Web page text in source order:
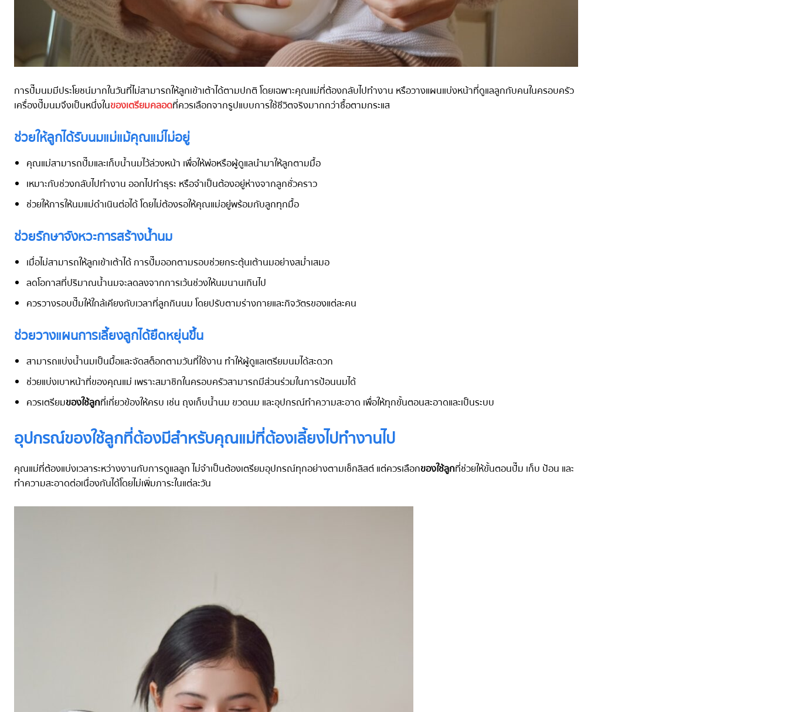
การปั๊มนมมีประโยชน์มากในวันที่ไม่สามารถให้ลูกเข้าเต้าได้ตามปกติ โดยเฉพาะคุณแม่ที่ต้องกลับไปทำงาน หรือวางแผนแบ่งหน้าที่ดูแลลูกกับคนในครอบครัว
เครื่องปั๊มนมจึงเป็นหนึ่งในของเตรียมคลอดที่ควรเลือกจากรูปแบบการใช้ชีวิตจริงมากกว่าซื้อตามกระแส
ช่วยให้ลูกได้รับนมแม่แม้คุณแม่ไม่อยู่
คุณแม่สามารถปั๊มและเก็บน้ำนมไว้ล่วงหน้า เพื่อให้พ่อหรือผู้ดูแลนำมาให้ลูกตามมื้อ
เหมาะกับช่วงกลับไปทำงาน ออกไปทำธุระ หรือจำเป็นต้องอยู่ห่างจากลูกชั่วคราว
ช่วยให้การให้นมแม่ดำเนินต่อได้ โดยไม่ต้องรอให้คุณแม่อยู่พร้อมกับลูกทุกมื้อ
ช่วยรักษาจังหวะการสร้างน้ำนม
เมื่อไม่สามารถให้ลูกเข้าเต้าได้ การปั๊มออกตามรอบช่วยกระตุ้นเต้านมอย่างสม่ำเสมอ
ลดโอกาสที่ปริมาณน้ำนมจะลดลงจากการเว้นช่วงให้นมนานเกินไป
ควรวางรอบปั๊มให้ใกล้เคียงกับเวลาที่ลูกกินนม โดยปรับตามร่างกายและกิจวัตรของแต่ละคน
ช่วยวางแผนการเลี้ยงลูกได้ยืดหยุ่นขึ้น
สามารถแบ่งน้ำนมเป็นมื้อและจัดสต็อกตามวันที่ใช้งาน ทำให้ผู้ดูแลเตรียมนมได้สะดวก
ช่วยแบ่งเบาหน้าที่ของคุณแม่ เพราะสมาชิกในครอบครัวสามารถมีส่วนร่วมในการป้อนนมได้
ควรเตรียมของใช้ลูกที่เกี่ยวข้องให้ครบ เช่น ถุงเก็บน้ำนม ขวดนม และอุปกรณ์ทำความสะอาด เพื่อให้ทุกขั้นตอนสะอาดและเป็นระบบ
อุปกรณ์ของใช้ลูกที่ต้องมีสำหรับคุณแม่ที่ต้องเลี้ยงไปทำงานไป
คุณแม่ที่ต้องแบ่งเวลาระหว่างงานกับการดูแลลูก ไม่จำเป็นต้องเตรียมอุปกรณ์ทุกอย่างตามเช็กลิสต์ แต่ควรเลือกของใช้ลูกที่ช่วยให้ขั้นตอนปั๊ม เก็บ ป้อน และ
ทำความสะอาดต่อเนื่องกันได้โดยไม่เพิ่มภาระในแต่ละวัน